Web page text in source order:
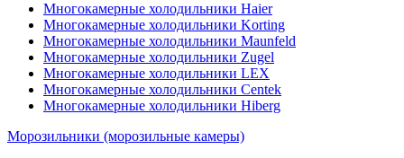
Многокамерные холодильники Haier
Многокамерные холодильники Korting
Многокамерные холодильники Maunfeld
Многокамерные холодильники Zugel
Многокамерные холодильники LEX
Многокамерные холодильники Centek
Многокамерные холодильники Hiberg
Морозильники (морозильные камеры)